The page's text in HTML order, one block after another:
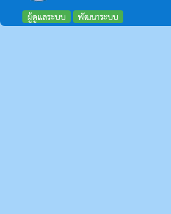
ผู้ดูแลระบบ พัฒนาระบบ